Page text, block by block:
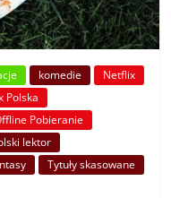
komedie
Netflix
Polska
Pobieranie
lektor
Tytuły skasowane